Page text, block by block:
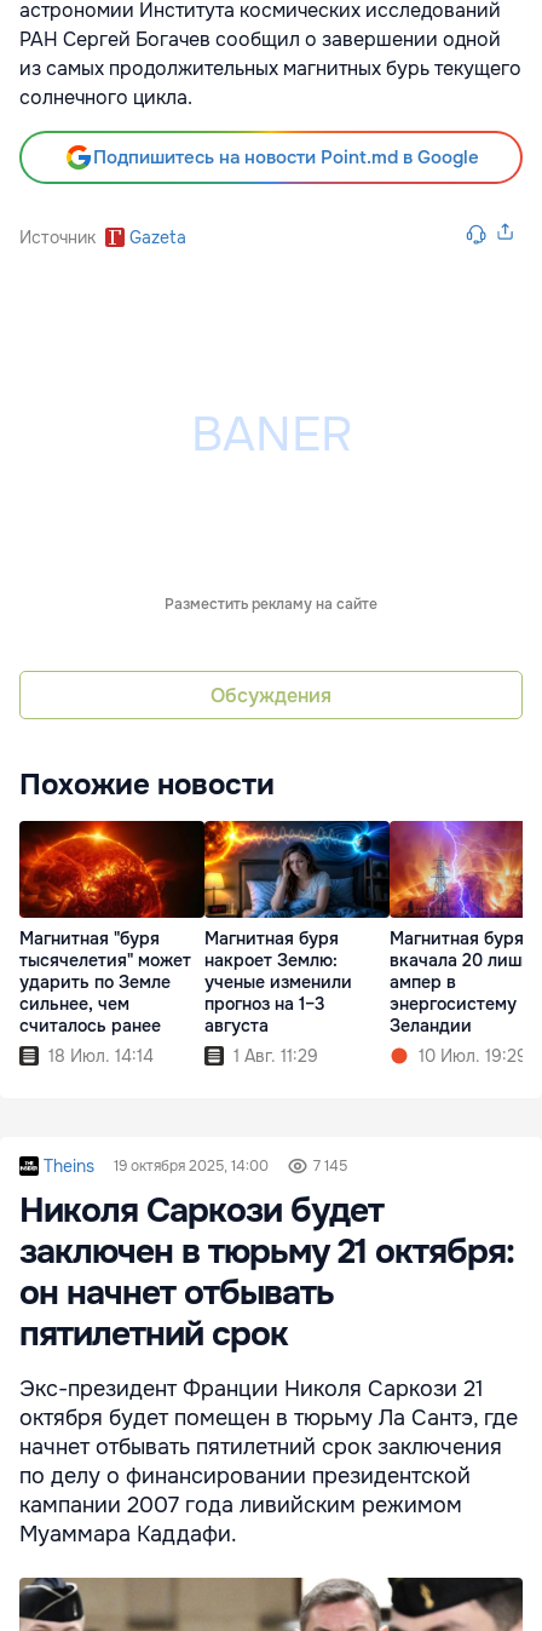
астрономии Института космических исследований
РАН Сергей Богачев сообщил о завершении одной
из самых продолжительных магнитных бурь текущего
солнечного цикла.
Подпишитесь на новости Point.md в Google
Источник Gazeta
Разместить рекламу на сайте
Обсуждения
Похожие новости
Магнитная "буря
тысячелетия" может
ударить по Земле
сильнее, чем
считалось ранее
18 Июл. 14:14
Магнитная буря
накроет Землю:
ученые изменили
прогноз на 1–3
августа
1 Авг. 11:29
Магнитная буря
вкачала 20
ампер в
энергосистему
Зеландии
10 Июл. 19:29
Theins 19 октября 2025, 14:00 7 145
Николя Саркози будет
заключен в тюрьму 21 октября:
он начнет отбывать
пятилетний срок
Экс-президент Франции Николя Саркози 21
октября будет помещен в тюрьму Ла Сантэ, где
начнет отбывать пятилетний срок заключения
по делу о финансировании президентской
кампании 2007 года ливийским режимом
Муаммара Каддафи.